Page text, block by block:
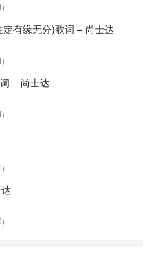
有缘无分)歌词 – 尚士达
– 尚士达